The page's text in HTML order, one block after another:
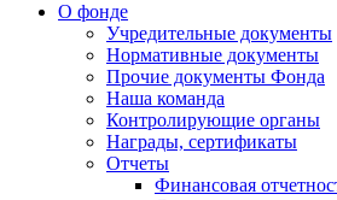
О фонде
Учредительные документы
Нормативные документы
Прочие документы Фонда
Наша команда
Контролирующие органы
Награды, сертификаты
Отчеты
Финансовая